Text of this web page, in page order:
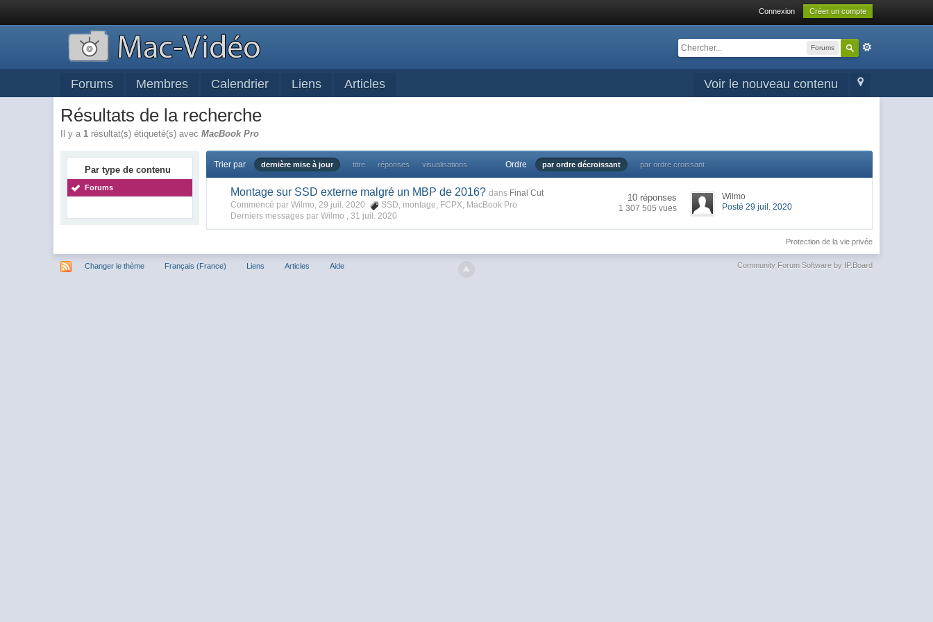
Connexion Créer un compte
Forums
Voir le nouveau contenu
Forums Membres Calendrier Liens Articles
Résultats de la recherche
Il y a1 résultat(s) étiqueté(s) avecMacBook Pro
Par type de contenu
Forums
Trier par dernière mise à jour titre réponses visualisations Ordre par ordre décroissant par ordre croissant
Montage sur SSD externe malgré un MBP de 2016? dans Final Cut
Commencé par Wilmo, 29 juil. 2020
SSD, montage, FCPX, MacBook Pro
Derniers messages par Wilmo ,31 juil. 2020
10 réponses
1 307 505 vues
Wilmo
Posté 29 juil. 2020
Protection de la vie privée
Changer le thème Français (France) Liens Articles Aide Community Forum Software by IP.Board